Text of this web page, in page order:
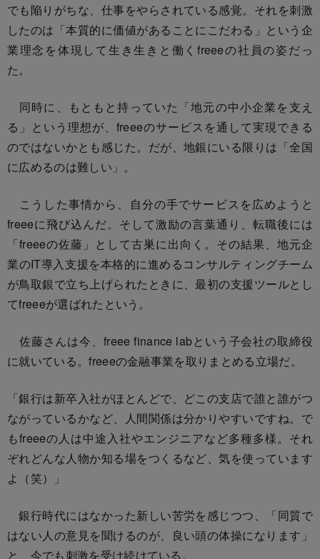
でも陥りがちな、仕事をやらされている感覚。それを刺激
したのは「本質的に価値があることにこだわる」という企
業理念を体現して生き生きと働くfreeeの社員の姿だっ
た。
同時に、もともと持っていた「地元の中小企業を支え
る」という理想が、freeeのサービスを通して実現できる
のではないかとも感じた。だが、地銀にいる限りは「全国
に広めるのは難しい」。
こうした事情から、自分の手でサービスを広めようと
freeeに飛び込んだ。そして激励の言葉通り、転職後には
「freeeの佐藤」として古巣に出向く。その結果、地元企
業のIT導入支援を本格的に進めるコンサルティングチーム
が鳥取銀で立ち上げられたときに、最初の支援ツールとし
てfreeeが選ばれたという。
佐藤さんは今、freee finance labという子会社の取締役
に就いている。freeeの金融事業を取りまとめる立場だ。
「銀行は新卒入社がほとんどで、どこの支店で誰と誰がつ
ながっているかなど、人間関係は分かりやすいですね。で
もfreeeの人は中途入社やエンジニアなど多種多様。それ
ぞれどんな人物か知る場をつくるなど、気を使っています
よ（笑）」
銀行時代にはなかった新しい苦労を感じつつ、「同質で
はない人の意見を聞けるのが、良い頭の体操になります」
と、今でも刺激を受け続けている。